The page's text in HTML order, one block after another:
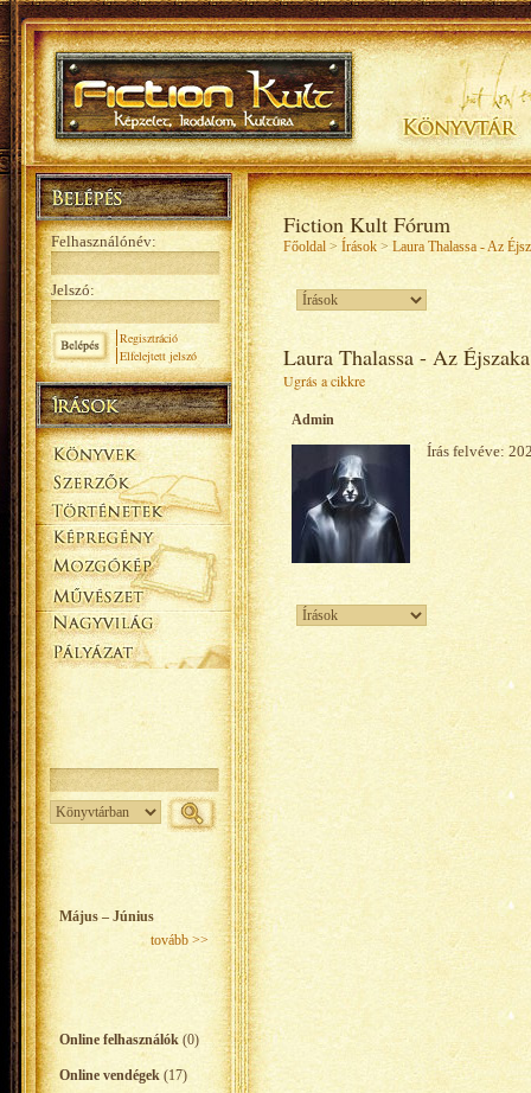
Felhasználónév:
Jelszó:
Regisztráció
Elfelejtett jelszó
Május – Június
tovább >>
Online felhasználók (0)
Online vendégek (17)
Fiction Kult Fórum
Főoldal > Írások > Laura Thalassa - Az
Laura Thalassa - Az
Ugrás a cikkre
Admin
Írás felvéve: